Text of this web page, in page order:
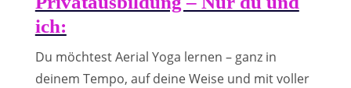
ich:
Du möchtest Aerial Yoga lernen – ganz in
deinem Tempo, auf deine Weise und mit voller